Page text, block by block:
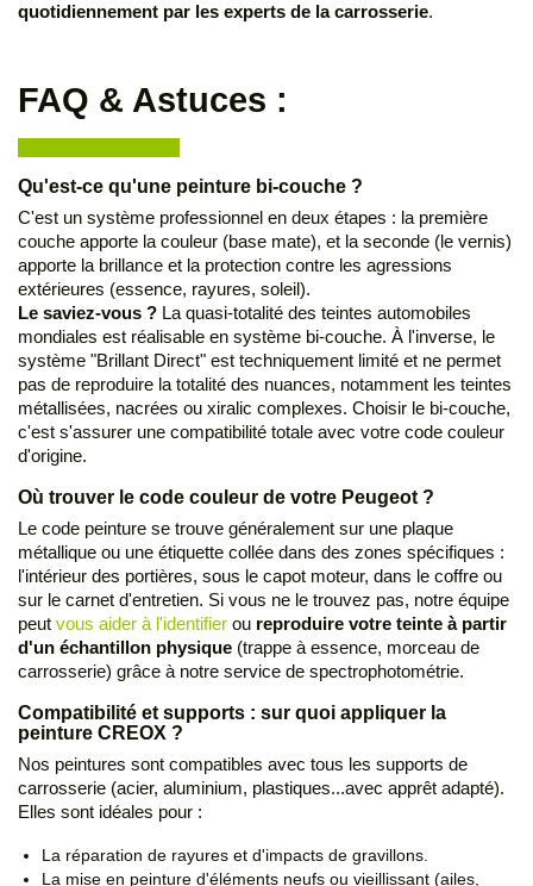
quotidiennement par les experts de la carrosserie.
FAQ & Astuces :
Qu'est-ce qu'une peinture bi-couche ?
C'est un système professionnel en deux étapes : la première
couche apporte la couleur (base mate), et la seconde (le vernis)
apporte la brillance et la protection contre les agressions
extérieures (essence, rayures, soleil).
Le saviez-vous ? La quasi-totalité des teintes automobiles
mondiales est réalisable en système bi-couche. À l'inverse, le
système "Brillant Direct" est techniquement limité et ne permet
pas de reproduire la totalité des nuances, notamment les teintes
métallisées, nacrées ou xiralic complexes. Choisir le bi-couche,
c'est s'assurer une compatibilité totale avec votre code couleur
d'origine.
Où trouver le code couleur de votre Peugeot ?
Le code peinture se trouve généralement sur une plaque
métallique ou une étiquette collée dans des zones spécifiques :
l'intérieur des portières, sous le capot moteur, dans le coffre ou
sur le carnet d'entretien. Si vous ne le trouvez pas, notre équipe
peut vous aider à l'identifier ou reproduire votre teinte à partir
d'un échantillon physique (trappe à essence, morceau de
carrosserie) grâce à notre service de spectrophotométrie.
Compatibilité et supports : sur quoi appliquer la
peinture CREOX ?
Nos peintures sont compatibles avec tous les supports de
carrosserie (acier, aluminium, plastiques...avec apprêt adapté).
Elles sont idéales pour :
La réparation de rayures et d'impacts de gravillons.
La mise en peinture d'éléments neufs ou vieillissant (ailes,